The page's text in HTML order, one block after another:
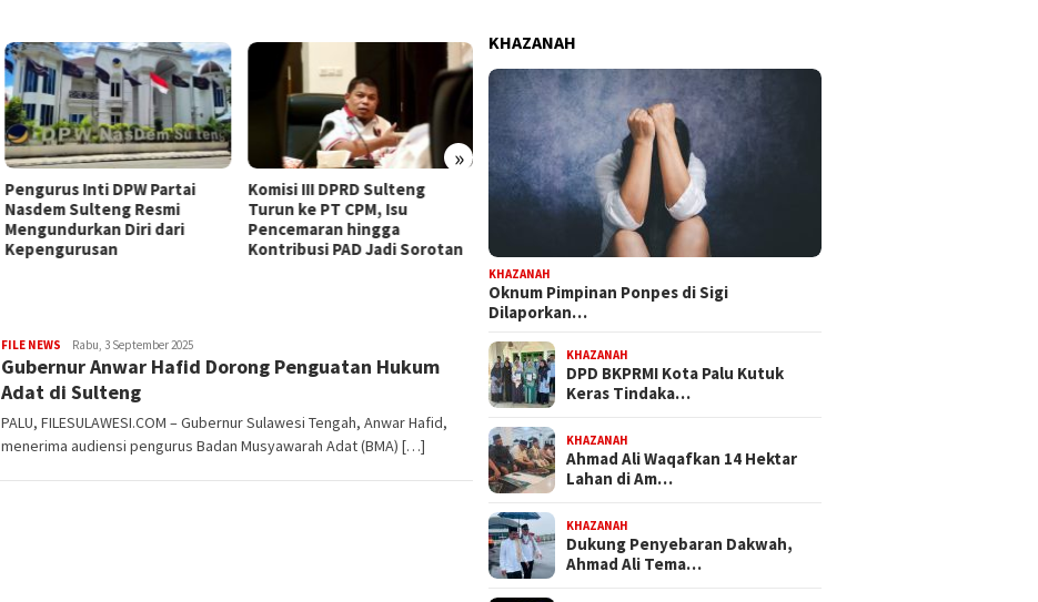
»
Pengurus Inti DPW Partai
Nasdem Sulteng Resmi
Mengundurkan Diri dari
Kepengurusan
Komisi III DPRD Sulteng
Turun ke PT CPM, Isu
Pencemaran hingga
Kontribusi PAD Jadi Sorotan
Dapat Mandat PKB, H Nanang
Persiapkan Diri Hadapi
Pilwalkot Palu 2029
Propemperda 2027
FILE NEWS FILESULAWESI
Rabu, 3 September 2025
Gubernur Anwar Hafid Dorong Penguatan Hukum
Adat di Sulteng
PALU, FILESULAWESI.COM – Gubernur Sulawesi Tengah, Anwar Hafid,
menerima audiensi pengurus Badan Musyawarah Adat (BMA) […]
KHAZANAH
KHAZANAH
Oknum Pimpinan Ponpes di Sigi
Dilaporkan…
KHAZANAH
DPD BKPRMI Kota Palu Kutuk
Keras Tindaka…
KHAZANAH
Ahmad Ali Waqafkan 14 Hektar
Lahan di Am…
KHAZANAH
Dukung Penyebaran Dakwah,
Ahmad Ali Tema…